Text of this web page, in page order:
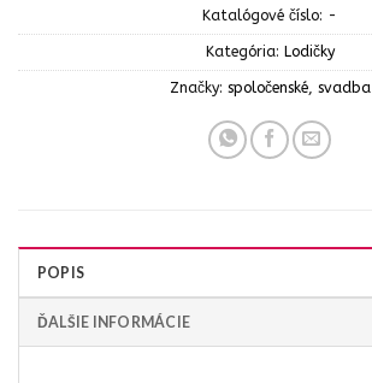
Katalógové číslo: -
Kategória: Lodičky
Značky: spoločenské, svadba
POPIS
ĎALŠIE INFORMÁCIE